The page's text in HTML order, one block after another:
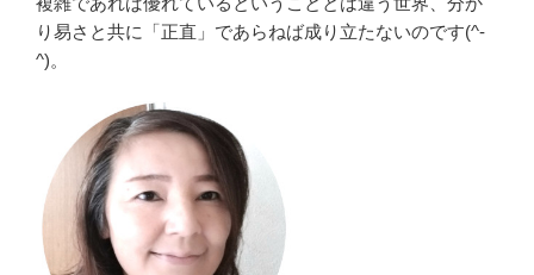
り易さと共に「正直」であらねば成り立たないのです(^-
^)。